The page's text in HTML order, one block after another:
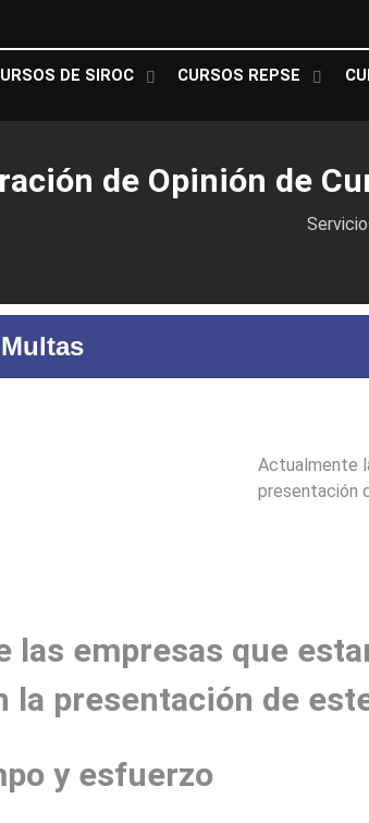
DE SIROC CURSOS REPSE
de Opinión de
Actualmente
presentación
las empresas que
la presentación de
y esfuerzo